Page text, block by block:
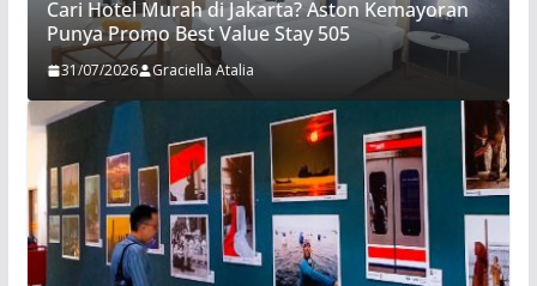
Cari Hotel Murah di Jakarta? Aston Kemayoran
Punya Promo Best Value Stay 505
31/07/2026 Graciella Atalia